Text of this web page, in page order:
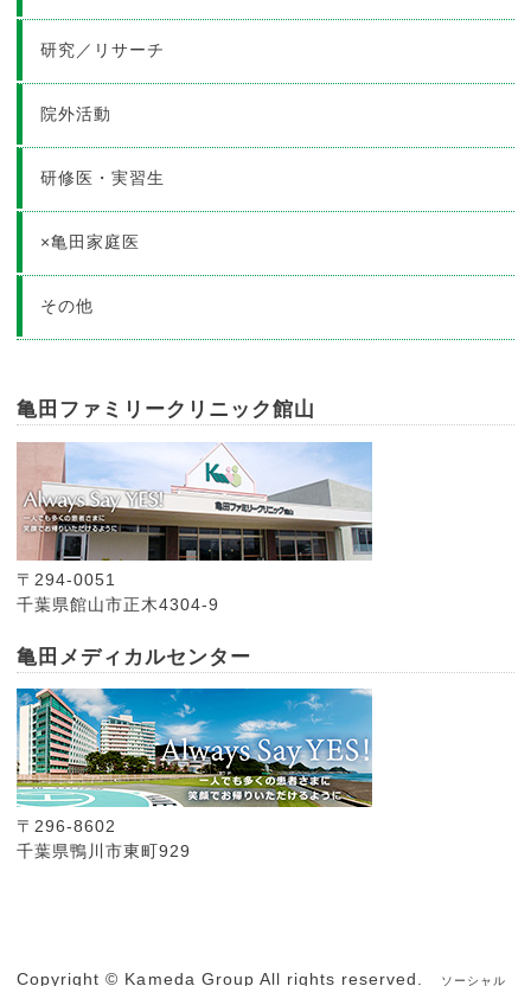
研究／リサーチ
院外活動
研修医・実習生
×亀田家庭医
その他
亀田ファミリークリニック館山
〒294-0051
千葉県館山市正木4304-9
亀田メディカルセンター
〒296-8602
千葉県鴨川市東町929
Copyright © Kameda Group All rights reserved. ソーシャル